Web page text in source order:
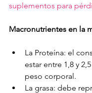
suplementos para
Macronutrientes en la
La Proteína: el
estar entre 1,8 y
peso corporal.
La grasa: debe